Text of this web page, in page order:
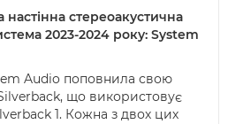
стереоакустична
2023-2024 року: System
Audio поповнила свою
що використовує
1. Кожна з двох цих